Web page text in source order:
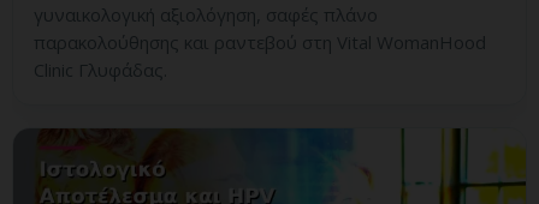
γυναικολογική αξιολόγηση, σαφές πλάνο
παρακολούθησης και ραντεβού στη Vital WomanHood
Clinic Γλυφάδας.